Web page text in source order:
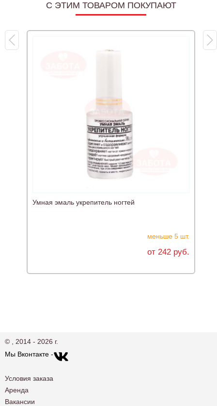
C ЭТИМ ТОВАРОМ ПОКУПАЮТ
Умная эмаль укрепитель ногтей
меньше 5 шт.
от 242 руб.
© , 2014 - 2026 г.
Мы Вконтакте -
Условия заказа
Аренда
Вакансии